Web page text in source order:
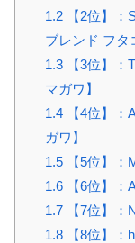
1.2【2位】：
ブレンド フタ
1.3【3位】：
マガワ】
1.4【4位】
ガワ】
1.5【5位】：
1.6【6位】：
1.7【7位】：
1.8【8位】：